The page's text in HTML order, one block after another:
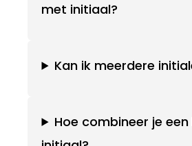
met initiaal?
Kan ik meerdere
Hoe combineer je